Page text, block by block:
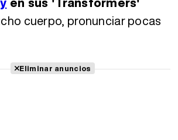
cuerpo, pronunciar pocas
Eliminar anuncios